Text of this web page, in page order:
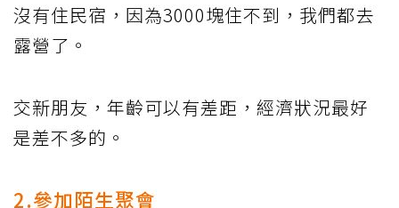
沒有住民宿，因為3000塊住不到，我們都去
露營了。
交新朋友，年齡可以有差距，經濟狀況最好
是差不多的。
2.參加陌生聚會